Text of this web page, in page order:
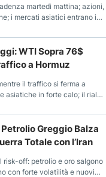
martedì mattina; azioni,
i mercati asiatici entrano in
WTI Sopra 76$
a Hormuz
il traffico si ferma a
asiatiche in forte calo; il rialzo
Greggio Balza
Totale con l’Iran
risk-off: petrolio e oro salgono
con forte volatilità e nuovi